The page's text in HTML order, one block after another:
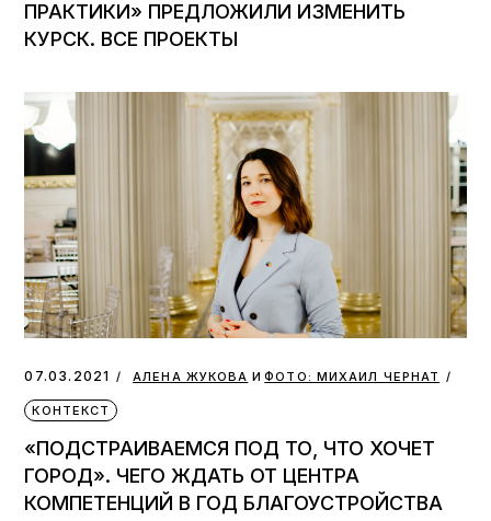
ПРАКТИКИ» ПРЕДЛОЖИЛИ ИЗМЕНИТЬ
КУРСК. ВСЕ ПРОЕКТЫ
07.03.2021 АЛЕНА ЖУКОВА иФОТО: МИХАИЛ ЧЕРНАТ
КОНТЕКСТ
«ПОДСТРАИВАЕМСЯ ПОД ТО, ЧТО ХОЧЕТ
ГОРОД». ЧЕГО ЖДАТЬ ОТ ЦЕНТРА
КОМПЕТЕНЦИЙ В ГОД БЛАГОУСТРОЙСТВА